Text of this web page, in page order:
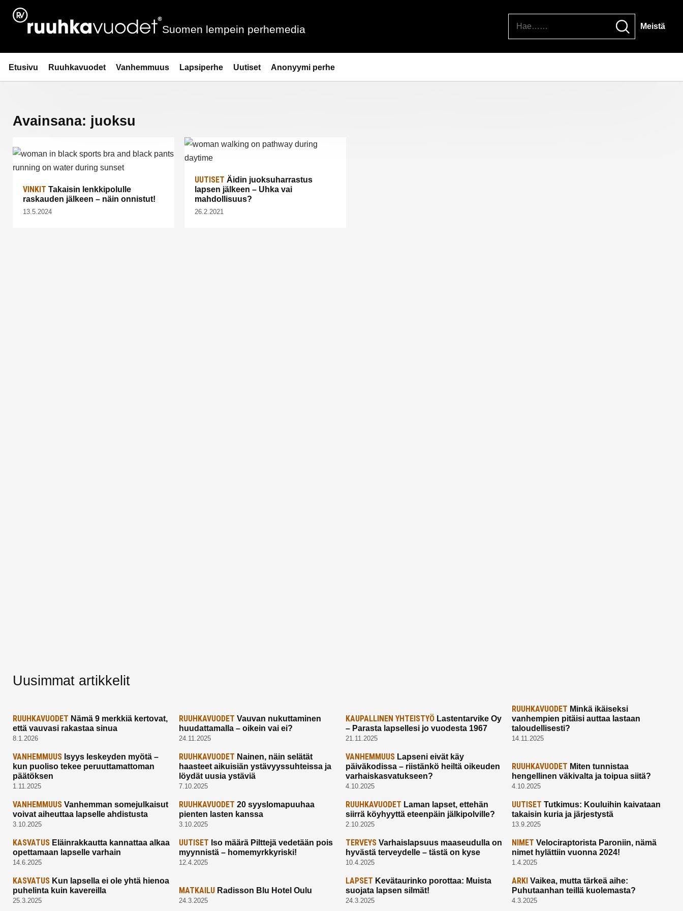
Siirry
sisältöön
Ruuhkavuodet.fi
Suomen lempein perhemedia Meistä
Etusivu Ruuhkavuodet Vanhemmuus Lapsiperhe Uutiset Anonyymi perhe
Avainsana: juoksu
VINKIT Takaisin lenkkipolulle
raskauden jälkeen – näin onnistut!
13.5.2024
UUTISET Äidin juoksuharrastus
lapsen jälkeen – Uhka vai
mahdollisuus?
26.2.2021
Uusimmat artikkelit
RUUHKAVUODET Nämä 9 merkkiä kertovat,
että vauvasi rakastaa sinua
8.1.2026
RUUHKAVUODET Vauvan nukuttaminen
huudattamalla – oikein vai ei?
24.11.2025
KAUPALLINEN YHTEISTYÖLastentarvike Oy
– Parasta lapsellesi jo vuodesta 1967
21.11.2025
RUUHKAVUODET Minkä ikäiseksi
vanhempien pitäisi auttaa lastaan
taloudellisesti?
14.11.2025
VANHEMMUUS Isyys leskeyden myötä –
kun puoliso tekee peruuttamattoman
päätöksen
1.11.2025
RUUHKAVUODET Nainen, näin selätät
haasteet aikuisiän ystävyyssuhteissa ja
löydät uusia ystäviä
7.10.2025
VANHEMMUUSLapseni eivät käy
päiväkodissa – riistänkö heiltä oikeuden
varhaiskasvatukseen?
4.10.2025
RUUHKAVUODET Miten tunnistaa
hengellinen väkivalta ja toipua siitä?
4.10.2025
VANHEMMUUS Vanhemman somejulkaisut
voivat aiheuttaa lapselle ahdistusta
3.10.2025
RUUHKAVUODET 20 syyslomapuuhaa
pienten lasten kanssa
3.10.2025
RUUHKAVUODET Laman lapset, ettehän
siirrä köyhyyttä eteenpäin jälkipolville?
2.10.2025
UUTISET Tutkimus: Kouluihin kaivataan
takaisin kuria ja järjestystä
13.9.2025
KASVATUS Eläinrakkautta kannattaa alkaa
opettamaan lapselle varhain
14.6.2025
UUTISET Iso määrä Pilttejä vedetään pois
myynnistä – homemyrkkyriski!
12.4.2025
TERVEYSVarhaislapsuus maaseudulla on
hyvästä terveydelle – tästä on kyse
10.4.2025
NIMET Velociraptorista Paroniin, nämä
nimet hylättiin vuonna 2024!
1.4.2025
KASVATUS Kun lapsella ei ole yhtä hienoa
puhelinta kuin kavereilla
25.3.2025
MATKAILU Radisson Blu Hotel Oulu
24.3.2025
LAPSET Kevätaurinko porottaa: Muista
suojata lapsen silmät!
24.3.2025
ARKI Vaikea, mutta tärkeä aihe:
Puhutaanhan teillä kuolemasta?
4.3.2025